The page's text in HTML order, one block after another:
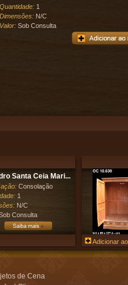
Quantidade: 1
Dimensões: N/C
Valor: Sob Consulta
Santa Ceia Mari...
Consolação
1
N/C
Consulta
Adicionar
de Cena